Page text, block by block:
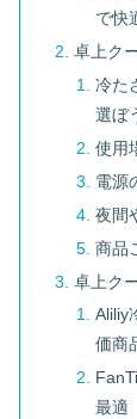
で快
卓上ク
冷た
選ぼ
使用
電源
夜間
商品
卓上ク
Aliliy
価商
最適